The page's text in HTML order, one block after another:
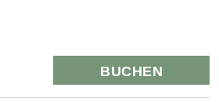
BUCHEN